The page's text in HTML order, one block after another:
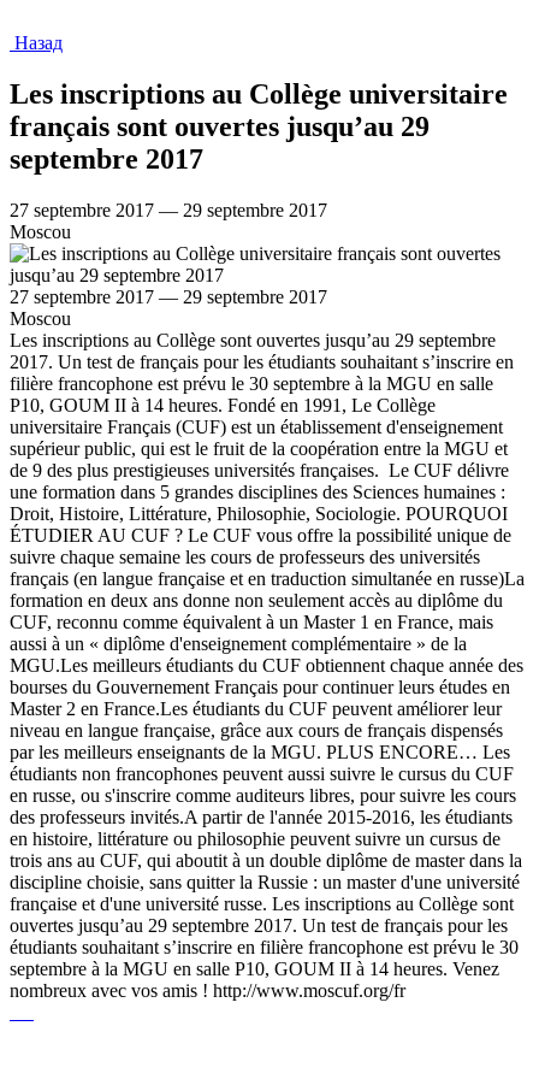
Назад
Les inscriptions au Collège universitaire
français sont ouvertes jusqu’au 29
septembre 2017
27 septembre 2017 — 29 septembre 2017
Moscou
27 septembre 2017 — 29 septembre 2017
Moscou
Les inscriptions au Collège sont ouvertes jusqu’au 29 septembre
2017. Un test de français pour les étudiants souhaitant s’inscrire en
filière francophone est prévu le 30 septembre à la MGU en salle
P10, GOUM II à 14 heures. Fondé en 1991, Le Collège
universitaire Français (CUF) est un établissement d'enseignement
supérieur public, qui est le fruit de la coopération entre la MGU et
de 9 des plus prestigieuses universités françaises. Le CUF délivre
une formation dans 5 grandes disciplines des Sciences humaines :
Droit, Histoire, Littérature, Philosophie, Sociologie. POURQUOI
ÉTUDIER AU CUF ? Le CUF vous offre la possibilité unique de
suivre chaque semaine les cours de professeurs des universités
français (en langue française et en traduction simultanée en russe)La
formation en deux ans donne non seulement accès au diplôme du
CUF, reconnu comme équivalent à un Master 1 en France, mais
aussi à un « diplôme d'enseignement complémentaire » de la
MGU.Les meilleurs étudiants du CUF obtiennent chaque année des
bourses du Gouvernement Français pour continuer leurs études en
Master 2 en France.Les étudiants du CUF peuvent améliorer leur
niveau en langue française, grâce aux cours de français dispensés
par les meilleurs enseignants de la MGU. PLUS ENCORE… Les
étudiants non francophones peuvent aussi suivre le cursus du CUF
en russe, ou s'inscrire comme auditeurs libres, pour suivre les cours
des professeurs invités.A partir de l'année 2015-2016, les étudiants
en histoire, littérature ou philosophie peuvent suivre un cursus de
trois ans au CUF, qui aboutit à un double diplôme de master dans la
discipline choisie, sans quitter la Russie : un master d'une université
française et d'une université russe. Les inscriptions au Collège sont
ouvertes jusqu’au 29 septembre 2017. Un test de français pour les
étudiants souhaitant s’inscrire en filière francophone est prévu le 30
septembre à la MGU en salle P10, GOUM II à 14 heures. Venez
nombreux avec vos amis ! http://www.moscuf.org/fr